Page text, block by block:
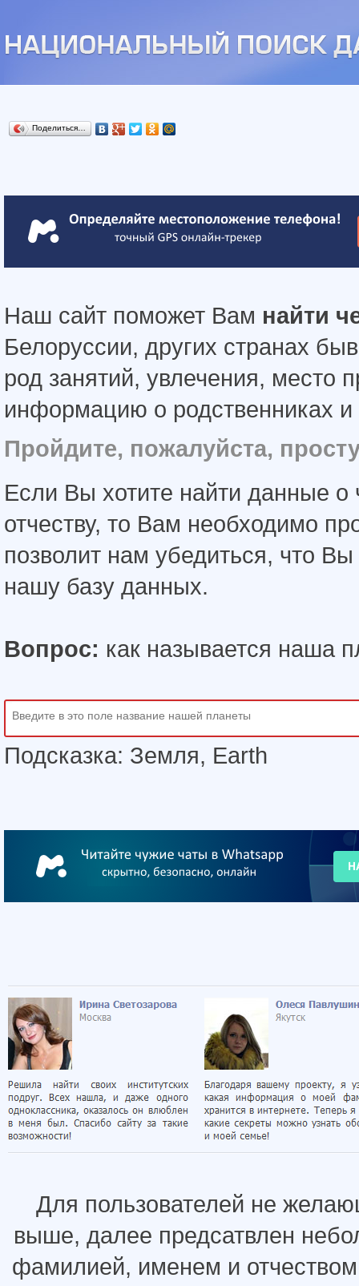
Поделиться…
Наш сайт поможет Вам найти
Белоруссии, других странах
род занятий, увлечения, место
информацию о родственниках и
Пройдите, пожалуйста,
Если Вы хотите найти данные
отчеству, то Вам необходимо
позволит нам убедиться, что
нашу базу данных.
Вопрос: как называется наша
Подсказка: Земля, Earth
Для пользователей не
выше, далее предсатвлен
фамилией, именем и